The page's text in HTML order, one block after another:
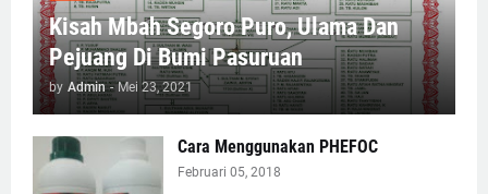
Kisah Mbah Segoro Puro, Ulama Dan
Pejuang Di Bumi Pasuruan
by Admin - Mei 23, 2021
Cara Menggunakan PHEFOC
Februari 05, 2018